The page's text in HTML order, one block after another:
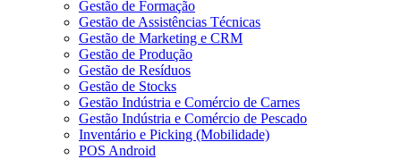
Gestão de Formação
Gestão de Assistências Técnicas
Gestão de Marketing e CRM
Gestão de Produção
Gestão de Resíduos
Gestão de Stocks
Gestão Indústria e Comércio de Carnes
Gestão Indústria e Comércio de Pescado
Inventário e Picking (Mobilidade)
POS Android